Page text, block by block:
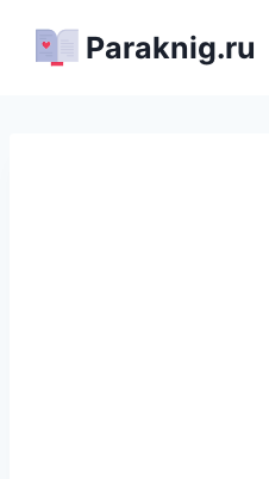
Paraknig.ru